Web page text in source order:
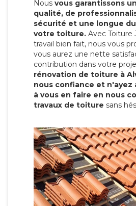
Nous vous garantissons
qualité, de
sécurité et une longue
votre toiture. Avec Toiture
travail bien fait, nous vous
vous aurez une nette
contribution dans votre
rénovation de toiture à
nous confiance et n'ayez
à vous en faire en nous
travaux de toiture sans